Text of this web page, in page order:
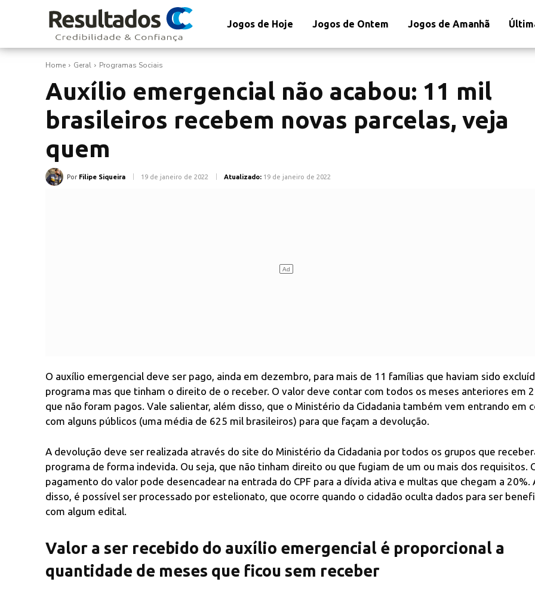
Jogos de Hoje Jogos de Ontem Jogos de Amanhã
Home Geral Programas Sociais
Auxílio emergencial não acabou: 11 mil
brasileiros recebem novas parcelas, veja
quem
Por Filipe Siqueira 19 de janeiro de 2022 Atualizado: 19 de janeiro de 2022
O auxílio emergencial deve ser pago, ainda em dezembro, para mais de 11 famílias que haviam sido
programa mas que tinham o direito de o receber. O valor deve contar com todos os meses anteriores em
que não foram pagos. Vale salientar, além disso, que o Ministério da Cidadania também vem entrando em
com alguns públicos (uma média de 625 mil brasileiros) para que façam a devolução.
A devolução deve ser realizada através do site do Ministério da Cidadania por todos os grupos que
programa de forma indevida. Ou seja, que não tinham direito ou que fugiam de um ou mais dos requisitos.
pagamento do valor pode desencadear na entrada do CPF para a dívida ativa e multas que chegam a 20%.
disso, é possível ser processado por estelionato, que ocorre quando o cidadão oculta dados para ser
com algum edital.
Valor a ser recebido do auxílio emergencial é proporcional a
quantidade de meses que ficou sem receber